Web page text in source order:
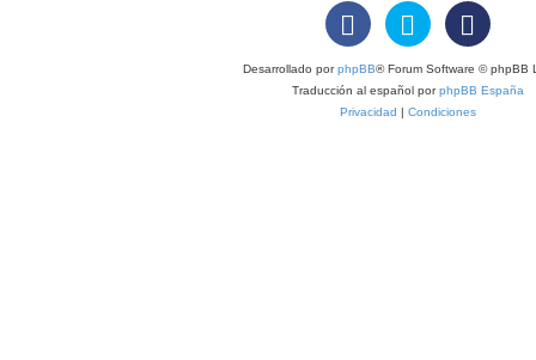
Desarrollado porphpBB® Forum Software © phpBB
Traducción al español porphpBB España
Privacidad | Condiciones